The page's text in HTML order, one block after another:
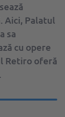
Aici, Palatul
sa
cu opere
Retiro oferă